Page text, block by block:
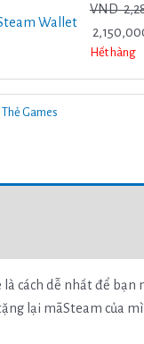
Wallet
VND
Hết hàng
Thẻ Games
cách dễ nhất để bạn
lại mãSteam của